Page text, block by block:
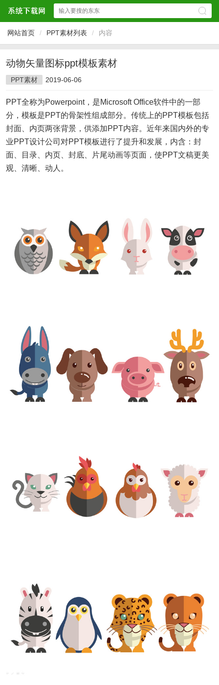
网站首页 / PPT素材列表 / 内容
动物矢量图标ppt模板素材
PPT素材 2019-06-06
PPT全称为Powerpoint，是Microsoft Office软件中的一部
分，模板是PPT的骨架性组成部分。传统上的PPT模板包括
封面、内页两张背景，供添加PPT内容。近年来国内外的专
业PPT设计公司对PPT模板进行了提升和发展，内含：封
面、目录、内页、封底、片尾动画等页面，使PPT文稿更美
观、清晰、动人。